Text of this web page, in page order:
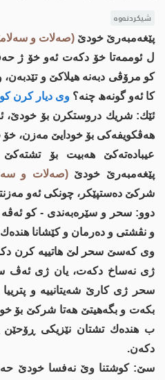
شیکردنەوە
پێغه‌مبه‌رێ خودێ (صه‌لات و
ل ئوممه‌تا خۆ دكه‌ت ئه‌و خۆ ژ
كو مرۆڤی دبه‌نه‌ هیلاكێ و
كا ئه‌و گونه‌ھ چنه‌؟ وی دیار كرن
ئێك: شریك دروستكرن بۆ خودێ،
هه‌ڤكویفه‌كی بۆ خودایێ مه‌زن،
عیباده‌ته‌كێ هه‌بیت بۆ
پێغه‌مبه‌رێ خودێ(صه‌لات و
شركێ ده‌ستپێكر، چونكی ئه‌و
دوو: سحر و سێره‌به‌ندی - كو ئه‌ڤه‌
و نڤشتی و ده‌رمان و كێشانا
وی كه‌سێ سحر لێ هاتییه‌ كرن
ژی نه‌ساخ دكه‌ت، یان ژی ئه‌ڤ
سحر ژی كارێ شه‌یتانییه‌ و
بكه‌ت و بگه‌هیتێ هه‌تا شركێ بۆ
ب هنده‌ك تشتان نێزیكی
دكه‌ن.
سێ: كوشتنا وێ نه‌فسا خودێ